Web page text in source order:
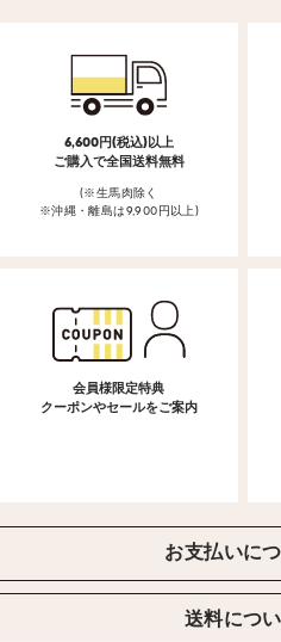
6,600円(税込)以上
ご購入で全国送料無料
(※生馬肉除く
※沖縄・離島は9,900円以上)
会員様限定特典
クーポンやセールをご案内
お支払いに
送料につ